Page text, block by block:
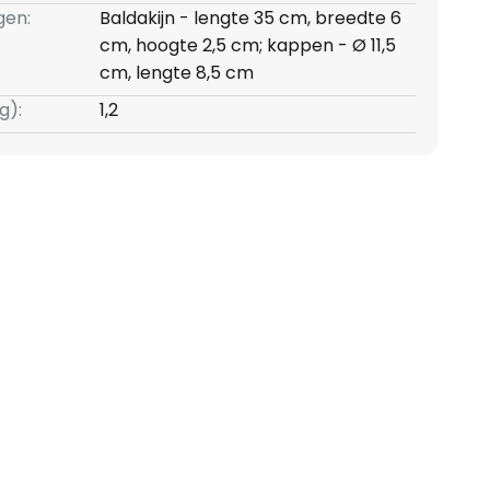
Baldakijn - lengte 35 cm, breedte 6
cm, hoogte 2,5 cm; kappen - Ø 11,5
cm, lengte 8,5 cm
1,2